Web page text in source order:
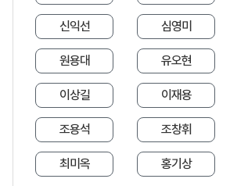
신익선 심영미
원용대 유오현
이상길 이재용
조용석 조창휘
최미옥 홍기상